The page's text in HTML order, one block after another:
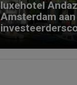
luxehotel Andaz
Amsterdam aan